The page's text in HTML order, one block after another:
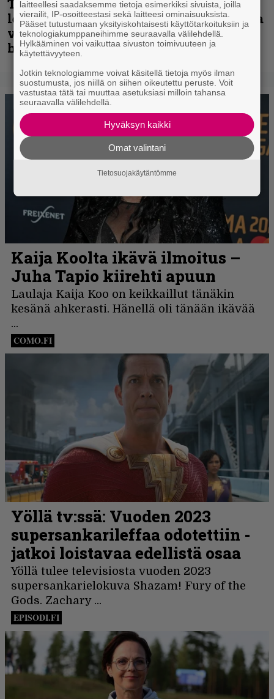
Thrash ’n’ roll -yhtye Madred ryydittää
levyjulkaisua keikkareissulla kuvatulla
videolla – ”Oltiin pakussa kusihädässä
helvetin väsyneenä…”
laitteellesi saadaksemme tietoja esimerkiksi sivuista, joilla
vierailit, IP-osoitteestasi sekä laitteesi ominaisuuksista.
Pääset tutustumaan yksityiskohtaisesti käyttötarkoituksiin ja
teknologiakumppaneihimme seuraavalla välilehdellä.
Hylkääminen voi vaikuttaa sivuston toimivuuteen ja
käytettävyyteen.
Jotkin teknologiamme voivat käsitellä tietoja myös ilman
suostumusta, jos niillä on siihen oikeutettu peruste. Voit
vastustaa tätä tai muuttaa asetuksiasi milloin tahansa
seuraavalla välilehdellä.
Hyväksyn kaikki
Omat valintani
Tietosuojakäytäntömme